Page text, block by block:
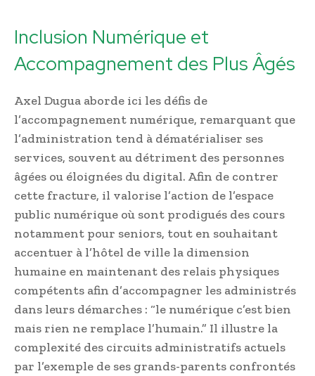
Inclusion Numérique et
Accompagnement des Plus Âgés
Axel Dugua aborde ici les défis de
l’accompagnement numérique, remarquant que
l’administration tend à dématérialiser ses
services, souvent au détriment des personnes
âgées ou éloignées du digital. Afin de contrer
cette fracture, il valorise l’action de l’espace
public numérique où sont prodigués des cours
notamment pour seniors, tout en souhaitant
accentuer à l’hôtel de ville la dimension
humaine en maintenant des relais physiques
compétents afin d’accompagner les administrés
dans leurs démarches : “le numérique c’est bien
mais rien ne remplace l’humain.” Il illustre la
complexité des circuits administratifs actuels
par l’exemple de ses grands-parents confrontés